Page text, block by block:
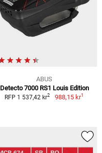
ABUS
Detecto 7000 RS1 Louis Edition
RFP 1 537,42 kr2 988,15 kr1